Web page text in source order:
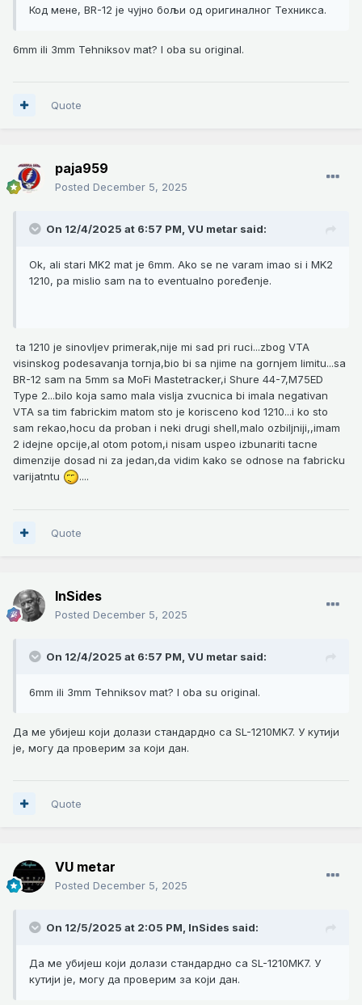
Код мене, BR-12 је чујно бољи од оригиналног Техникса.
6mm ili 3mm Tehniksov mat? I oba su original.
Quote
paja959
Posted December 5, 2025
On 12/4/2025 at 6:57 PM, VU metar said:
Ok, ali stari MK2 mat je 6mm. Ako se ne varam imao si i MK2
1210, pa mislio sam na to eventualno poređenje.
ta 1210 je sinovljev primerak,nije mi sad pri ruci...zbog VTA
visinskog podesavanja tornja,bio bi sa njime na gornjem limitu...sa
BR-12 sam na 5mm sa MoFi Mastetracker,i Shure 44-7,M75ED
Type 2...bilo koja samo mala vislja zvucnica bi imala negativan
VTA sa tim fabrickim matom sto je korisceno kod 1210...i ko sto
sam rekao,hocu da proban i neki drugi shell,malo ozbiljniji,,imam
2 idejne opcije,al otom potom,i nisam uspeo izbunariti tacne
dimenzije dosad ni za jedan,da vidim kako se odnose na fabricku
varijatntu
....
Quote
InSides
Posted December 5, 2025
On 12/4/2025 at 6:57 PM, VU metar said:
6mm ili 3mm Tehniksov mat? I oba su original.
Да ме убијеш који долази стандардно са SL-1210MK7. У кутији
је, могу да проверим за који дан.
Quote
VU metar
Posted December 5, 2025
On 12/5/2025 at 2:05 PM, InSides said:
Да ме убијеш који долази стандардно са SL-1210MK7. У
кутији је, могу да проверим за који дан.